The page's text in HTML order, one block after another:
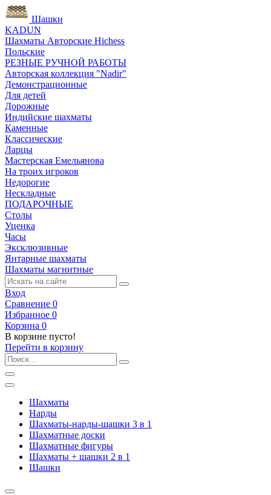
Шашки
KADUN
Шахматы Авторские Hichess
Польские
РЕЗНЫЕ РУЧНОЙ РАБОТЫ
Авторская коллекция "Nadir"
Демонстрационные
Для детей
Дорожные
Индийские шахматы
Каменные
Классические
Ларцы
Мастерская Емельянова
На троих игроков
Недорогие
Нескладные
ПОДАРОЧНЫЕ
Столы
Уценка
Часы
Эксклюзивные
Янтарные шахматы
Шахматы магнитные
Вход
Сравнение 0
Избранное 0
Корзина 0
В корзине пусто!
Перейти в корзину
Шахматы
Нарды
Шахматы-нарды-шашки 3 в 1
Шахматные доски
Шахматные фигуры
Шахматы + шашки 2 в 1
Шашки